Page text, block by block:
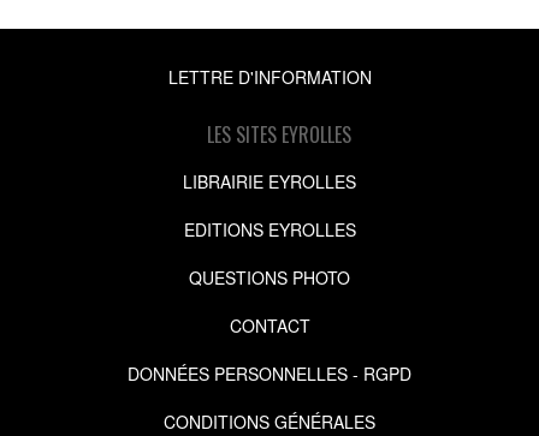
LETTRE D'INFORMATION
LES SITES EYROLLES
LIBRAIRIE EYROLLES
EDITIONS EYROLLES
QUESTIONS PHOTO
CONTACT
DONNÉES PERSONNELLES - RGPD
CONDITIONS GÉNÉRALES